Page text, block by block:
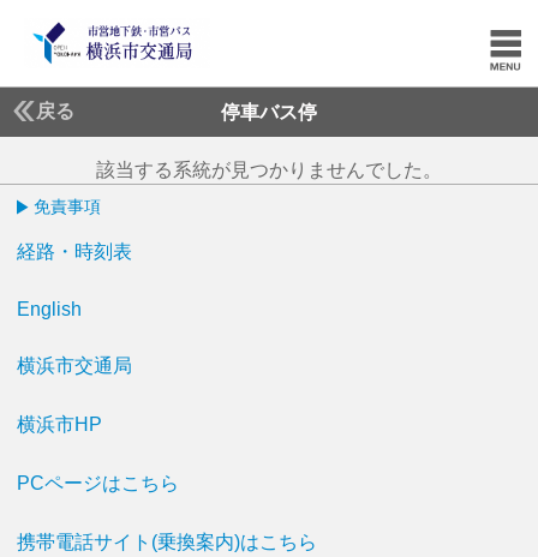
戻る 停車バス停
該当する系統が見つかりませんでした。
免責事項
経路・時刻表
English
横浜市交通局
横浜市HP
PCページはこちら
携帯電話サイト(乗換案内)はこちら